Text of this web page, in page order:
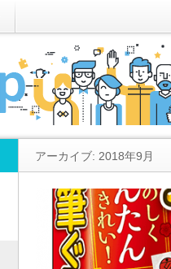
アーカイブ: 2018年9月